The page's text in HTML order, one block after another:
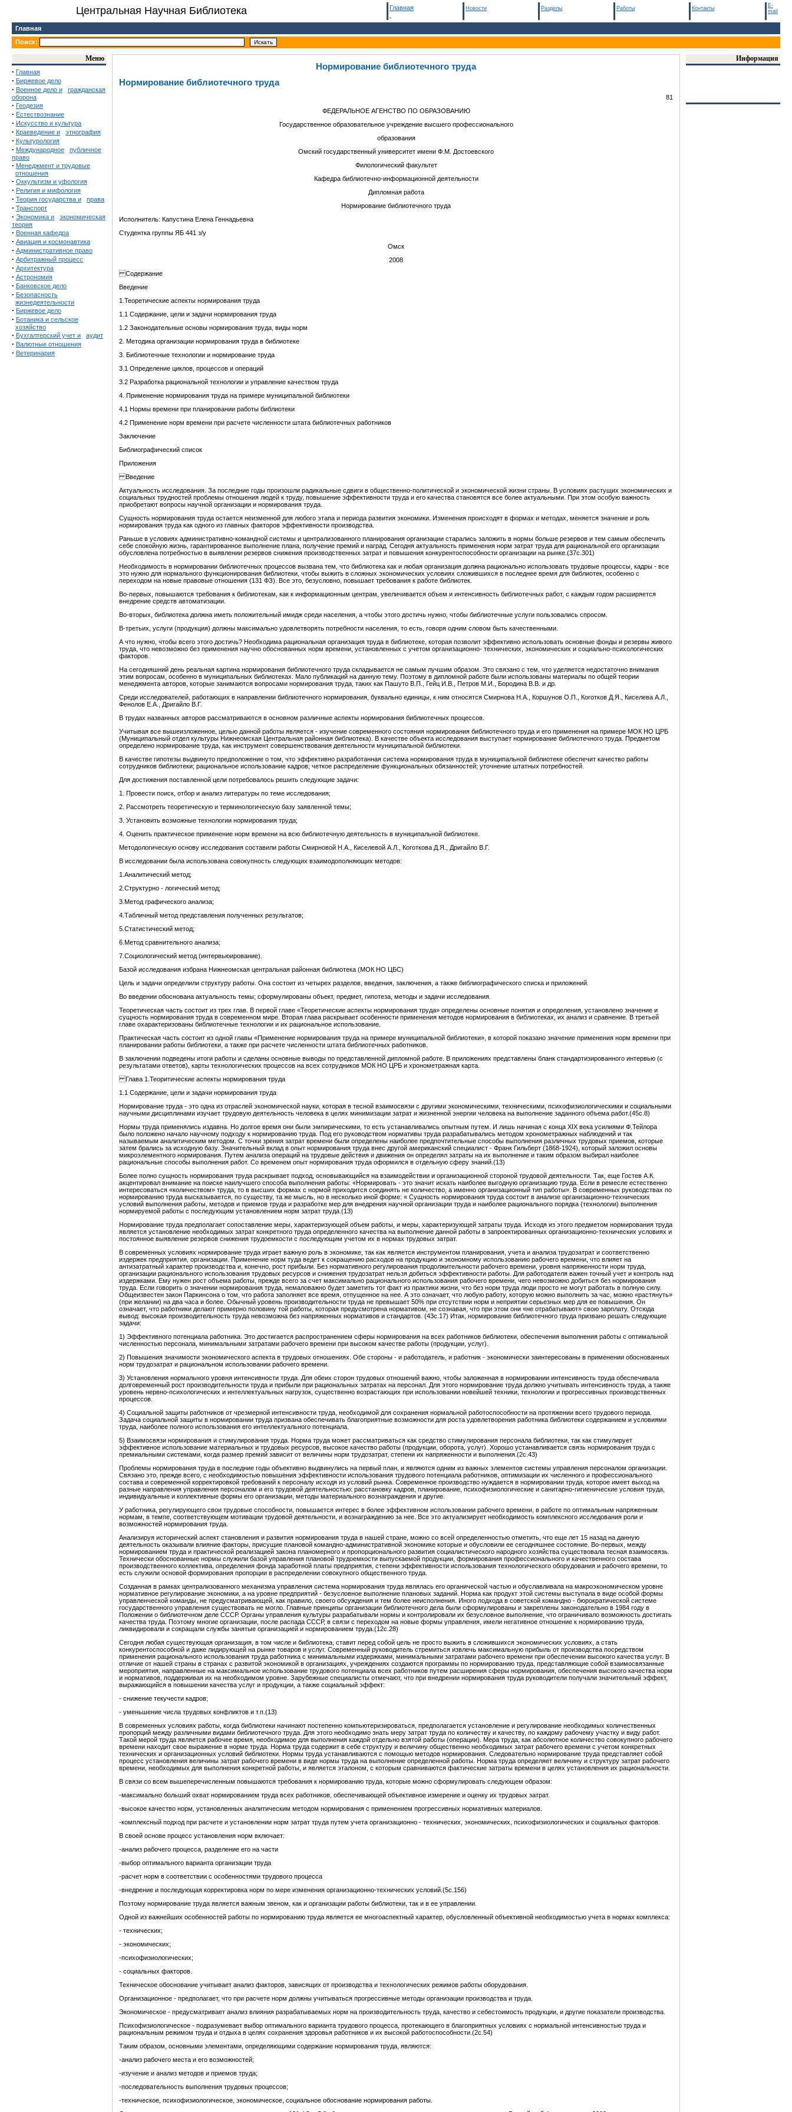
Центральная Научная Библиотека Главная Новости Разделы Работы Контакты
E-
mail
Главная
Поиск:
Меню
· Главная
· Биржевое дело
· Военное дело и
гражданская
оборона
· Геодезия
· Естествознание
· Искусство и культура
· Краеведение и этнография
· Культурология
· Международное
публичное
право
· Менеджмент и трудовые
отношения
· Оккультизм и уфология
· Религия и мифология
· Теория государства и права
· Транспорт
· Экономика и
экономическая
теория
· Военная кафедра
· Авиация и космонавтика
· Административное право
· Арбитражный процесс
· Архитектура
· Астрономия
· Банковское дело
· Безопасность
жизнедеятельности
· Биржевое дело
· Ботаника и сельское
хозяйство
· Бухгалтерский учет и аудит
· Валютные отношения
· Ветеринария
Нормирование библиотечного труда
Нормирование библиотечного труда
81
ФЕДЕРАЛЬНОЕ АГЕНСТВО ПО ОБРАЗОВАНИЮ
Государственное образовательное учреждение высшего профессионального
образования
Омский государственный университет имени Ф.М. Достоевского
Филологический факультет
Кафедра библиотечно-информационной деятельности
Дипломная работа
Нормирование библиотечного труда
Исполнитель: Капустина Елена Геннадьевна
Студентка группы ЯБ 441 з/у
Омск
2008
Содержание
Введение
1.Теоретические аспекты нормирования труда
1.1 Содержание, цели и задачи нормирования труда
1.2 Законодательные основы нормирования труда, виды норм
2. Методика организации нормирования труда в библиотеке
3. Библиотечные технологии и нормирование труда
3.1 Определение циклов, процессов и операций
3.2 Разработка рациональной технологии и управление качеством труда
4. Применение нормирования труда на примере муниципальной библиотеки
4.1 Нормы времени при планировании работы библиотеки
4.2 Применение норм времени при расчете численности штата библиотечных работников
Заключение
Библиографический список
Приложения
Введение
Актуальность исследования. За последние годы произошли радикальные сдвиги в общественно-политической и экономической жизни страны. В условиях растущих экономических и
социальных трудностей проблемы отношения людей к труду, повышение эффективности труда и его качества становятся все более актуальными. При этом особую важность
приобретают вопросы научной организации и нормирования труда.
Сущность нормирования труда остается неизменной для любого этапа и периода развития экономики. Изменения происходят в формах и методах, меняется значение и роль
нормирования труда как одного из главных факторов эффективности производства.
Раньше в условиях административно-командной системы и централизованного планирования организации старались заложить в нормы больше резервов и тем самым обеспечить
себе спокойную жизнь, гарантированное выполнение плана, получение премий и наград. Сегодня актуальность применения норм затрат труда для рациональной его организации
обусловлена потребностью в выявлении резервов снижения производственных затрат и повышения конкурентоспособности организации на рынке.(37с.301)
Необходимость в нормировании библиотечных процессов вызвана тем, что библиотека как и любая организация должна рационально использовать трудовые процессы, кадры - все
это нужно для нормального функционирования библиотеки, чтобы выжить в сложных экономических условиях сложившихся в последнее время для библиотек, особенно с
переходом на новые правовые отношения (131 ФЗ). Все это, безусловно, повышает требования к работе библиотек.
Во-первых, повышаются требования к библиотекам, как к информационным центрам, увеличивается объем и интенсивность библиотечных работ, с каждым годом расширяется
внедрение средств автоматизации.
Во-вторых, библиотека должна иметь положительный имидж среди населения, а чтобы этого достичь нужно, чтобы библиотечные услуги пользовались спросом.
В-третьих, услуги (продукция) должны максимально удовлетворять потребности населения, то есть, говоря одним словом быть качественными.
А что нужно, чтобы всего этого достичь? Необходима рациональная организация труда в библиотеке, которая позволит эффективно использовать основные фонды и резервы живого
труда, что невозможно без применения научно обоснованных норм времени, установленных с учетом организационно- технических, экономических и социально-психологических
факторов.
На сегодняшний день реальная картина нормирования библиотечного труда складывается не самым лучшим образом. Это связано с тем, что уделяется недостаточно внимания
этим вопросам, особенно в муниципальных библиотеках. Мало публикаций на данную тему. Поэтому в дипломной работе были использованы материалы по общей теории
менеджмента авторов, которые занимаются вопросами нормирования труда, таких как Пашуто В.П., Гейц И.В., Петров М.И., Бородина В.В. и др.
Среди исследователей, работающих в направлении библиотечного нормирования, буквально единицы, к ним относятся Смирнова Н.А., Коршунов О.П., Коготков Д.Я., Киселева А.Л.,
Фенолов Е.А., Дригайло В.Г.
В трудах названных авторов рассматриваются в основном различные аспекты нормирования библиотечных процессов.
Учитывая все вышеизложенное, целью данной работы является - изучение современного состояния нормирования библиотечного труда и его применения на примере МОК НО ЦРБ
(Муниципальный отдел культуры Нижнеомская Центральная районная библиотека). В качестве объекта исследования выступает нормирование библиотечного труда. Предметом
определено нормирование труда, как инструмент совершенствования деятельности муниципальной библиотеки.
В качестве гипотезы выдвинуто предположение о том, что эффективно разработанная система нормирования труда в муниципальной библиотеке обеспечит качество работы
сотрудников библиотеки; рациональное использование кадров; четкое распределение функциональных обязанностей; уточнение штатных потребностей.
Для достижения поставленной цели потребовалось решить следующие задачи:
1. Провести поиск, отбор и анализ литературы по теме исследования;
2. Рассмотреть теоретическую и терминологическую базу заявленной темы;
3. Установить возможные технологии нормирования труда;
4. Оценить практическое применение норм времени на всю библиотечную деятельность в муниципальной библиотеке.
Методологическую основу исследования составили работы Смирновой Н.А., Киселевой А.Л., Коготкова Д.Я., Дригайло В.Г.
В исследовании была использована совокупность следующих взаимодополняющих методов:
1.Аналитический метод;
2.Структурно - логический метод;
3.Метод графического анализа;
4.Табличный метод представления полученных результатов;
5.Статистический метод;
6.Метод сравнительного анализа;
7.Социологический метод (интервьюирование).
Базой исследования избрана Нижнеомская центральная районная библиотека (МОК НО ЦБС)
Цель и задачи определили структуру работы. Она состоит из четырех разделов, введения, заключения, а также библиографического списка и приложений.
Во введении обоснована актуальность темы; сформулированы объект, предмет, гипотеза, методы и задачи исследования.
Теоретическая часть состоит из трех глав. В первой главе «Теоретические аспекты нормирования труда» определены основные понятия и определения, установлено значение и
сущность нормирования труда в современном мире. Вторая глава раскрывает особенности применения методов нормирования в библиотеках, их анализ и сравнение. В третьей
главе охарактеризованы библиотечные технологии и их рациональное использование.
Практическая часть состоит из одной главы «Применение нормирования труда на примере муниципальной библиотеки», в которой показано значение применения норм времени при
планировании работы библиотеки, а также при расчете численности штата библиотечных работников.
В заключении подведены итоги работы и сделаны основные выводы по представленной дипломной работе. В приложениях представлены бланк стандартизированного интервью (с
результатами ответов), карты технологических процессов на всех сотрудников МОК НО ЦРБ и хронометражная карта.
Глава 1.Теоритические аспекты нормирования труда
1.1 Содержание, цели и задачи нормирования труда
Нормирование труда - это одна из отраслей экономической науки, которая в тесной взаимосвязи с другими экономическими, техническими, психофизиологическими и социальными
научными дисциплинами изучает трудовую деятельность человека в целях минимизации затрат и жизненной энергии человека на выполнение заданного объема работ.(45с.8)
Нормы труда применялись издавна. Но долгое время они были эмпирическими, то есть устанавливались опытным путем. И лишь начиная с конца ХIХ века усилиями Ф.Тейлора
было положено начало научному подходу к нормированию труда. Под его руководством нормативы труда разрабатывались методом хронометражных наблюдений и так
называемым аналитическим методом. С точки зрения затрат времени были определены наиболее предпочтительные способы выполнения различных трудовых приемов, которые
затем брались за исходную базу. Значительный вклад в опыт нормирования труда внес другой американский специалист - Франк Гильберт (1868-1924), который заложил основы
микроэлементного нормирования. Путем анализа операций на трудовые действия и движения он определял затраты на их выполнение и таким образом выбирал наиболее
рациональные способы выполнения работ. Со временем опыт нормирования труда оформился в отдельную сферу знаний.(13)
Более полно сущность нормирования труда раскрывает подход, основывающийся на взаимодействии и организационной стороной трудовой деятельности. Так, еще Гостев А.К.
акцентировал внимание на поиске наилучшего способа выполнения работы: «Нормировать - это значит искать наиболее выгодную организацию труда. Если в ремесле естественно
интересоваться «количеством» труда, то в высших формах с нормой приходится соединять не количество, а именно организационный тип работы». В современных руководствах по
нормированию труда высказывается, по существу, та же мысль, но в несколько иной форме: « Сущность нормирования труда состоит в анализе организационно-технических
условий выполнения работы, методов и приемов труда и разработке мер для внедрения научной организации труда и наиболее рационального порядка (технологии) выполнения
нормируемой работы с последующим установлением норм затрат труда.(13)
Нормирование труда предполагает сопоставление меры, характеризующей объем работы, и меры, характеризующей затраты труда. Исходя из этого предметом нормирования труда
является установление необходимых затрат конкретного труда определенного качества на выполнение данной работы в запроектированных организационно-технических условиях и
постоянное выявление резервов снижения трудоемкости с последующим учетом их в нормах трудовых затрат.
В современных условиях нормирование труда играет важную роль в экономике, так как является инструментом планирования, учета и анализа трудозатрат и соответственно
издержек предприятия, организации. Применение норм туда ведет к сокращению расходов на продукцию и экономному использованию рабочего времени, что влияет на
антизатратный характер производства и, конечно, рост прибыли. Без нормативного регулирования продолжительности рабочего времени, уровня напряженности норм труда,
организации рационального использования трудовых ресурсов и снижения трудозатрат нельзя добиться эффективности работы. Для работодателя важен точный учет и контроль над
издержками. Ему нужен рост объема работы, прежде всего за счет максимально рационального использования рабочего времени, чего невозможно добиться без нормирования
труда. Если говорить о значении нормирования труда, немаловажно будет заметить тот факт из практики жизни, что без норм труда люди просто не могут работать в полную силу.
Общеизвестен закон Паркинсона о том, что работа заполняет все время, отпущенное на нее. А это означает, что любую работу, которую можно выполнить за час, можно «растянуть»
(при желании) на два часа и более. Обычный уровень производительности труда не превышает 50% при отсутствии норм и неприятии серьезных мер для ее повышения. Он
означает, что работники делают примерно половину той работы, которая предусмотрена нормативом, не сознавая, что при этом они «не отрабатывают» свою зарплату. Отсюда
вывод: высокая производительность труда невозможна без напряженных нормативов и стандартов. (43с.17) Итак, нормирование библиотечного труда призвано решать следующие
задачи:
1) Эффективного потенциала работника. Это достигается распространением сферы нормирования на всех работников библиотеки, обеспечения выполнения работы с оптимальной
численностью персонала, минимальными затратами рабочего времени при высоком качестве работы (продукции, услуг).
2) Повышения значимости экономического аспекта в трудовых отношениях. Обе стороны - и работодатель, и работник - экономически заинтересованы в применении обоснованных
норм трудозатрат и рациональном использовании рабочего времени.
3) Установления нормального уровня интенсивности труда. Для обеих сторон трудовых отношений важно, чтобы заложенная в нормировании интенсивность труда обеспечивала
долговременный рост производительности труда и прибыли при рациональных затратах на персонал. Для этого нормирование труда должно учитывать интенсивность труда, а также
уровень нервно-психологических и интеллектуальных нагрузок, существенно возрастающих при использовании новейшей техники, технологии и прогрессивных производственных
процессов.
4) Социальной защиты работников от чрезмерной интенсивности труда, необходимой для сохранения нормальной работоспособности на протяжении всего трудового периода.
Задача социальной защиты в нормировании труда призвана обеспечивать благоприятные возможности для роста удовлетворения работника библиотеки содержанием и условиями
труда, наиболее полного использования его интеллектуального потенциала.
5) Взаимосвязи нормирования и стимулирования труда. Норма труда может рассматриваться как средство стимулирования персонала библиотеки, так как стимулирует
эффективное использование материальных и трудовых ресурсов, высокое качество работы (продукции, оборота, услуг). Хорошо устанавливается связь нормирования труда с
премиальными системами, когда размер премий зависит от величины норм трудозатрат, степени их напряженности и выполнения.(2с.43)
Проблемы нормирования труда в последние годы объективно выдвинулись на первый план, и являются одним из важных элементов системы управления персоналом организации.
Связано это, прежде всего, с необходимостью повышения эффективности использования трудового потенциала работников, оптимизации их численного и профессионального
состава и современной корректировкой требований к персоналу исходя из условий рынка. Современное производство нуждается в нормировании труда, которое имеет выход на
разные направления управления персоналом и его трудовой деятельностью: расстановку кадров, планирование, психофизиологические и санитарно-гигиенические условия труда,
индивидуальные и коллективные формы его организации, методы материального вознаграждения и другие.
У работника, регулирующего свои трудовые способности, повышается интерес в более эффективном использовании рабочего времени, в работе по оптимальным напряженным
нормам, в темпе, соответствующем мотивации трудовой деятельности, и вознаграждению за нее. Все это актуализирует необходимость комплексного исследования роли и
возможностей нормирования труда.
Анализируя исторический аспект становления и развития нормирования труда в нашей стране, можно со всей определенностью отметить, что еще лет 15 назад на данную
деятельность оказывали влияние факторы, присущие плановой командно-административной экономике которые и обусловили ее сегодняшнее состояние. Во-первых, между
нормированием труда и практической реализацией закона планомерного и пропорционального развития социалистического народного хозяйства существовала тесная взаимосвязь.
Технически обоснованные нормы служили базой управления плановой трудоемкости выпускаемой продукции, формирования профессионального и качественного состава
производственного коллектива, определения фонда заработной платы предприятия, степени эффективности использования технологического оборудования и рабочего времени, то
есть служили основой формирования пропорции в распределении совокупного общественного труда.
Созданная в рамках централизованного механизма управления система нормирования труда являлась его органической частью и обуславливала на макроэкономическом уровне
нормативное регулирование экономики, а на уровне предприятий - безусловное выполнение плановых заданий. Норма как продукт этой системы выступала в виде особой формы
управленческой команды, не предусматривающей, как правило, своего обсуждения и тем более неисполнения. Иного подхода в советской командно - бюрократической системе
государственного управления существовать не могло. Главные принципы организации библиотечного дела были сформулированы и закреплены законодательно в 1984 году в
Положении о библиотечном деле СССР. Органы управления культуры разрабатывали нормы и контролировали их безусловное выполнение, что ограничивало возможность достигать
качества труда. Поэтому многие организации, после распада СССР, в связи с переходом на новые формы управления, имели негативное отношение к нормированию труда,
ликвидировали и сокращали службы занятые организацией и нормированием труда.(12с.28)
Сегодня любая существующая организация, в том числе и библиотека, ставит перед собой цель не просто выжить в сложившихся экономических условиях, а стать
конкурентоспособной и даже лидирующей на рынке товаров и услуг. Современный руководитель стремиться извлечь максимальную прибыль от производства посредством
применения рационального использования труда работника с минимальными издержками, минимальными затратами рабочего времени при обеспечении высокого качества услуг. В
отличие от нашей страны в странах с развитой экономикой в организациях, учреждениях создаются программы по нормированию труда, представляющие собой взаимосвязанные
мероприятия, направленные на максимальное использование трудового потенциала всех работников путем расширения сферы нормирования, обеспечения высокого качества норм
и нормативов, поддерживая их на необходимом уровне. Зарубежные специалисты отмечают, что при внедрении нормирования труда руководители получали значительный эффект,
выражающийся в повышении качества услуг и продукции, а также социальный эффект:
- снижение текучести кадров;
- уменьшение числа трудовых конфликтов и т.п.(13)
В современных условиях работы, когда библиотеки начинают постепенно компьютеризироваться, предполагается установление и регулирование необходимых количественных
пропорций между различными видами библиотечного труда. Для этого необходимо знать меру затрат труда по количеству и качеству, по каждому рабочему участку и виду работ.
Такой мерой труда является рабочее время, необходимое для выполнения каждой отдельно взятой работы (операции). Мера труда, как абсолютное количество совокупного рабочего
времени находит свое выражение в норме труда. Норма труда содержит в себе структуру и величину общественно необходимых затрат рабочего времени с учетом конкретных
технических и организационных условий библиотеки. Нормы труда устанавливаются с помощью методов нормирования. Следовательно нормирование труда представляет собой
процесс установления величины затрат рабочего времени в виде нормы труда на выполнение определенной работы. Норма труда определяет величину и структуру затрат рабочего
времени, необходимых для выполнения конкретной работы, и является эталоном, с которым сравниваются фактические затраты времени в целях установления их рациональности.
В связи со всем вышеперечисленным повышаются требования к нормированию труда, которые можно сформулировать следующем образом:
-максимально больший охват нормированием труда всех работников, обеспечивающей объективное измерение и оценку их трудовых затрат.
-высокое качество норм, установленных аналитическим методом нормирования с применением прогрессивных нормативных материалов.
-комплексный подход при расчете и установлении норм затрат труда путем учета организационно - технических, экономических, психофизиологических и социальных факторов.
В своей основе процесс установления норм включает:
-анализ рабочего процесса, разделение его на части
-выбор оптимального варианта организации труда
-расчет норм в соответствии с особенностями трудового процесса
-внедрение и последующая корректировка норм по мере изменения организационно-технических условий.(5с.156)
Поэтому нормирование труда является важным звеном, как и организации работы библиотеки, так и в ее управлении.
Одной из важнейших особенностей работы по нормированию труда является ее многоаспектный характер, обусловленный объективной необходимостью учета в нормах комплекса:
- технических;
- экономических;
-психофизиологических;
- социальных факторов.
Техническое обоснование учитывает анализ факторов, зависящих от производства и технологических режимов работы оборудования.
Организационное - предполагает, что при расчете норм должны учитываться прогрессивные методы организации производства и труда.
Экономическое - предусматривает анализ влияния разрабатываемых норм на производительность труда, качество и себестоимость продукции, и другие показатели производства.
Психофизиологическое - подразумевает выбор оптимального варианта трудового процесса, протекающего в благоприятных условиях с нормальной интенсивностью труда и
рациональным режимом труда и отдыха в целях сохранения здоровья работников и их высокой работоспособности.(2с.54)
Таким образом, основными элементами, определяющими содержание нормирования труда, являются:
-анализ рабочего места и его возможностей;
-изучение и анализ методов и приемов труда;
-последовательность выполнения трудовых процессов;
-техническое, психофизиологическое, экономическое, социальное обоснование нормирования работы.
Информация